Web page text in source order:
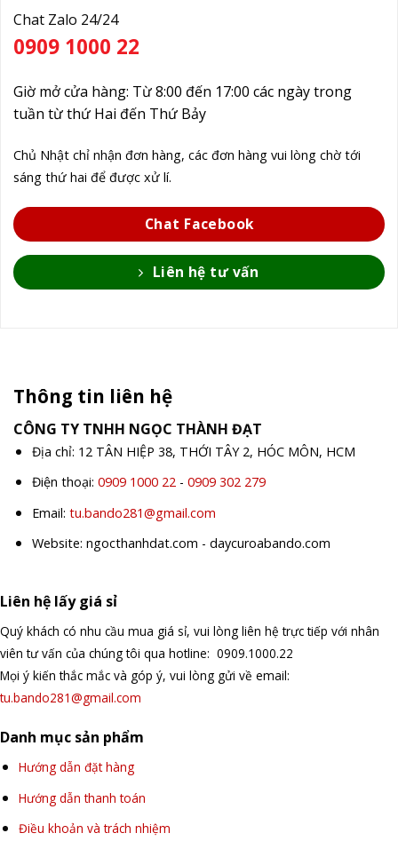
Chat Zalo 24/24
0909 1000 22
Giờ mở cửa hàng: Từ 8:00 đến 17:00 các ngày trong
tuần từ thứ Hai đến Thứ Bảy
Chủ Nhật chỉ nhận đơn hàng, các đơn hàng vui lòng chờ tới
sáng thứ hai để được xử lí.
Chat Facebook
Liên hệ tư vấn
Thông tin liên hệ
CÔNG TY TNHH NGỌC THÀNH ĐẠT
Địa chỉ: 12 TÂN HIỆP 38, THỚI TÂY 2, HÓC MÔN, HCM
Điện thoại: 0909 1000 22- 0909 302 279
Email: tu.bando281@gmail.com
Website: ngocthanhdat.com - daycuroabando.com
Liên hệ lấy giá sỉ
Quý khách có nhu cầu mua giá sỉ, vui lòng liên hệ trực tiếp với nhân
viên tư vấn của chúng tôi qua hotline: 0909.1000.22
Mọi ý kiến thắc mắc và góp ý, vui lòng gửi về email:
tu.bando281@gmail.com
Danh mục sản phẩm
Hướng dẫn đặt hàng
Hướng dẫn thanh toán
Điều khoản và trách nhiệm